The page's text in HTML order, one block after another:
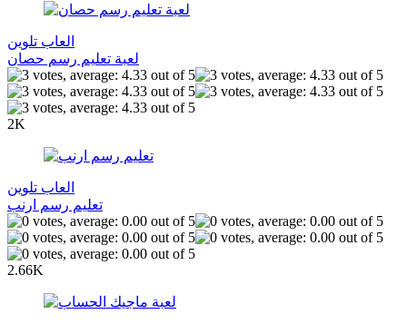
العاب تلوين
لعبة تعليم رسم حصان
2K
العاب تلوين
تعليم رسم ارنب
2.66K